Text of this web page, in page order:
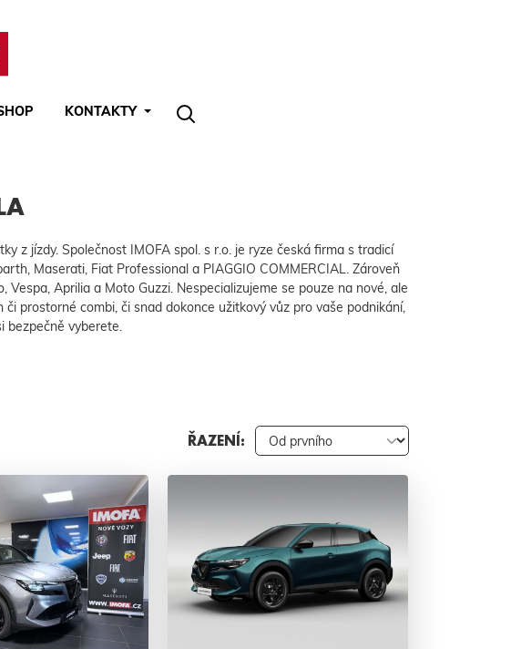
KONTAKTY
z jízdy. Společnost IMOFA spol. s r.o. je ryze česká firma s tradicí
Maserati, Fiat Professional a PIAGGIO COMMERCIAL. Zároveň
Aprilia a Moto Guzzi. Nespecializujeme se pouze na nové, ale
prostorné combi, či snad dokonce užitkový vůz pro vaše podnikání,
bezpečně vyberete.
ŘAZENÍ: